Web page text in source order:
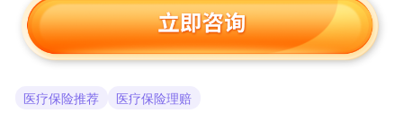
医疗保险推荐 医疗保险理赔